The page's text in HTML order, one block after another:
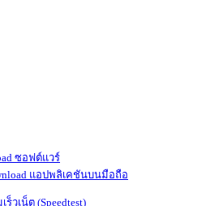
ซอฟต์แวร์
แอปพลิเคชันบนมือถือ
ร็วเน็ต (Speedtest)